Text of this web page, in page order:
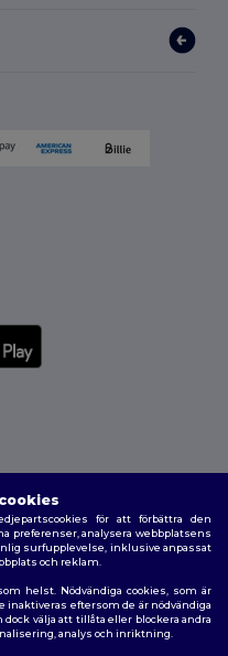
för att förbättra den
preferenser, analysera webbplatsens
surfupplevelse, inklusive anpassat
och reklam.
helst. Nödvändiga cookies, som är
eftersom de är nödvändiga
välja att tillåta eller blockera andra
analys och inriktning.